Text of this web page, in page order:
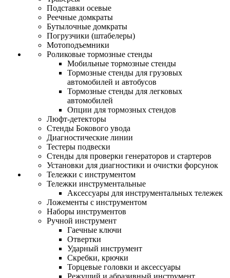
Подставки осевые
Реечные домкраты
Бутылочные домкраты
Погрузчики (штабелеры)
Мотоподъемники
Роликовые тормозные стенды
Мобильные тормозные стенды
Тормозные стенды для грузовых
автомобилей и автобусов
Тормозные стенды для легковых
автомобилей
Опции для тормозных стендов
Люфт-детекторы
Стенды Бокового увода
Диагностические линии
Тестеры подвески
Стенды для проверки генераторов и стартеров
Установки для диагностики и очистки форсунок
Тележки с инструментом
Тележки инструментальные
Аксессуары для инструментальных тележек
Ложементы с инструментом
Наборы инструментов
Ручной инструмент
Гаечные ключи
Отвертки
Ударный инструмент
Скребки, крючки
Торцевые головки и аксессуары